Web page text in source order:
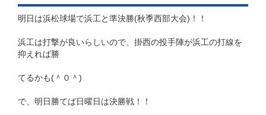
明日は浜松球場で浜工と準決勝(秋季西部大会)！！
浜工は打撃が良いらしいので、掛西の投手陣が浜工の打線を
抑えれば勝
てるかも(＾０＾)
で、明日勝てば日曜日は決勝戦！！